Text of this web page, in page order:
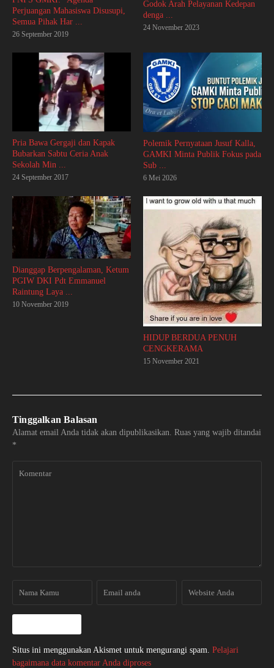
Perjuangan Mahasiswa Disusupi,
Semua Pihak Har ...
26 September 2019
Godok Arah Pelayanan Kedepan
denga ...
24 November 2023
Pria Bawa Gergaji dan Kapak
Bubarkan Sabtu Ceria Anak
Sekolah Min ...
24 September 2017
Polemik Pernyataan Jusuf Kalla,
GAMKI Minta Publik Fokus pada
Sub ...
6 Mei 2026
Dianggap Berpengalaman, Ketum
PGIW DKI Pdt Emmanuel
Raintung Laya ...
10 November 2019
HIDUP BERDUA PENUH
CENGKERAMA
15 November 2021
Tinggalkan Balasan
Alamat email Anda tidak akan dipublikasikan. Ruas yang wajib ditandai
*
Situs ini menggunakan Akismet untuk mengurangi spam. Pelajari
bagaimana data komentar Anda diproses